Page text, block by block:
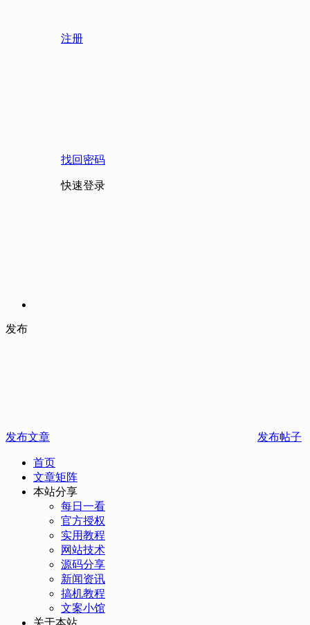
注册
找回密码
快速登录
发布
发布文章 发布帖子
首页
文章矩阵
本站分享
每日一看
官方授权
实用教程
网站技术
源码分享
新闻资讯
搞机教程
文案小馆
关于本站